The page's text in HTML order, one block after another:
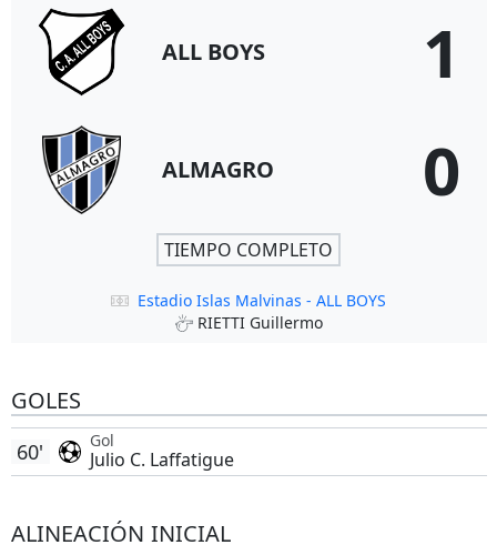
ALL BOYS 1
ALMAGRO 0
TIEMPO COMPLETO
Estadio Islas Malvinas - ALL BOYS
RIETTI Guillermo
GOLES
Gol
Julio C. Laffatigue
60'
ALINEACIÓN INICIAL